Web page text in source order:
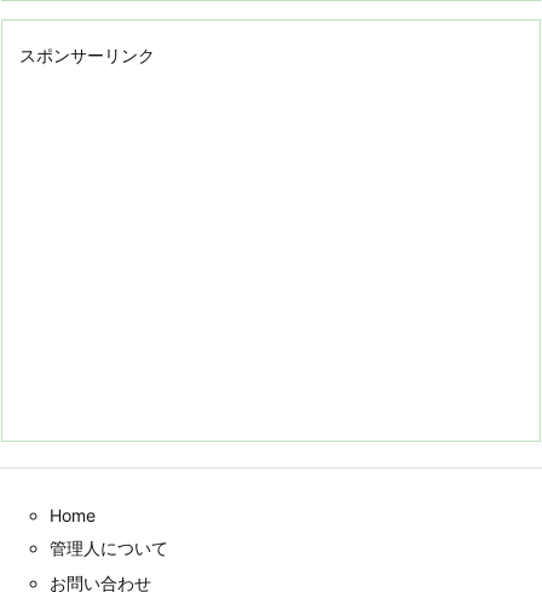
スポンサーリンク
Home
管理人について
お問い合わせ